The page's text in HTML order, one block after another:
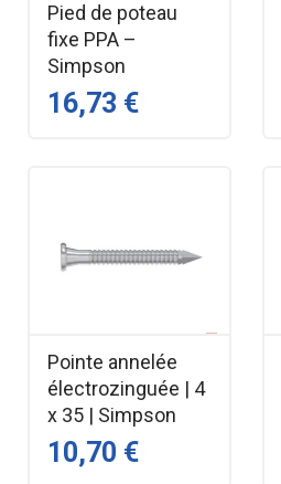
Pied de poteau
fixe PPA –
Simpson
16,73 €
Pointe annelée
électrozinguée | 4
x 35 | Simpson
10,70 €